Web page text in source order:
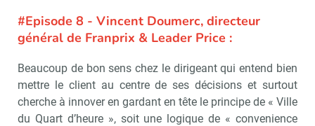
#Episode 8 - Vincent Doumerc, directeur
général de Franprix & Leader Price :
Beaucoup de bon sens chez le dirigeant qui entend bien
mettre le client au centre de ses décisions et surtout
cherche à innover en gardant en tête le principe de « Ville
du Quart d’heure », soit une logique de « convenience